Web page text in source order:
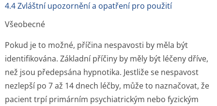
4.4 Zvláštní upozornění a opatření pro použití
Všeobecné
Pokud je to možné, příčina nespavosti by měla být
identifikována. Základní příčiny by měly být léčeny dříve,
než jsou předepsána hypnotika. Jestliže se nespavost
nezlepší po 7 až 14 dnech léčby, může to naznačovat, že
pacient trpí primárním psychiatrickým nebo fyzickým